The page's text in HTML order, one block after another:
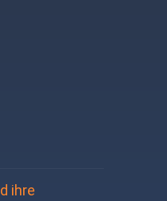
ihre